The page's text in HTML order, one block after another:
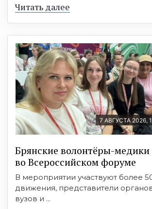
Читать далее
7 АВГУСТА 2026,
Брянские волонтёры-медики
во Всероссийском форуме
В мероприятии участвуют более
движения, представители
вузов и ...